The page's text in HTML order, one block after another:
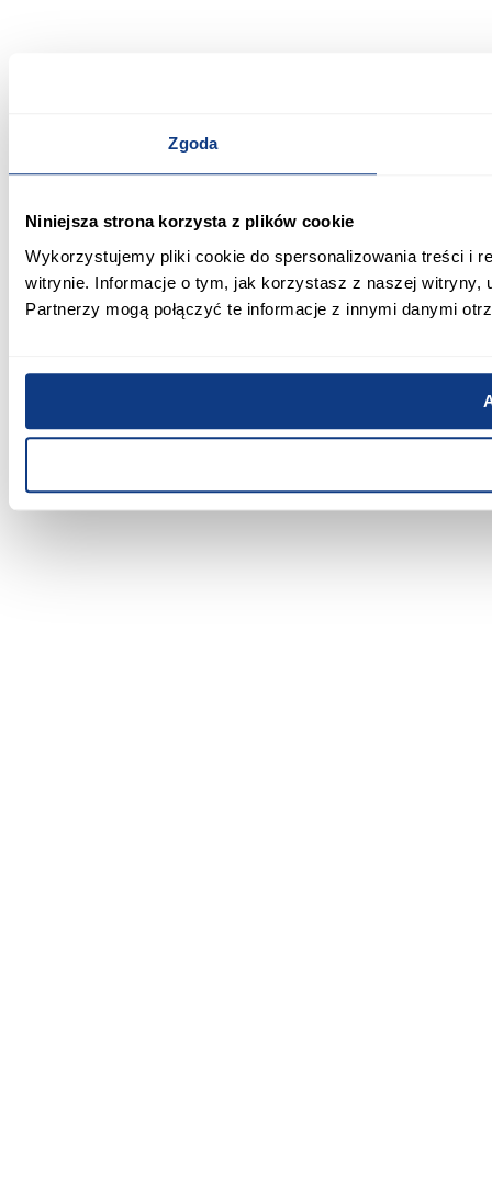
Zgoda
Niniejsza strona korzysta z plików cookie
Wykorzystujemy pliki cookie do spersonalizowania treści i
witrynie. Informacje o tym, jak korzystasz z naszej witryny,
Partnerzy mogą połączyć te informacje z innymi danymi